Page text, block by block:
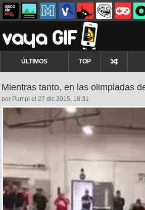
ÚLTIMOS TOP
Mientras tanto, en las olimpiadas
por Pumpi el 27 dic 2015, 18:31